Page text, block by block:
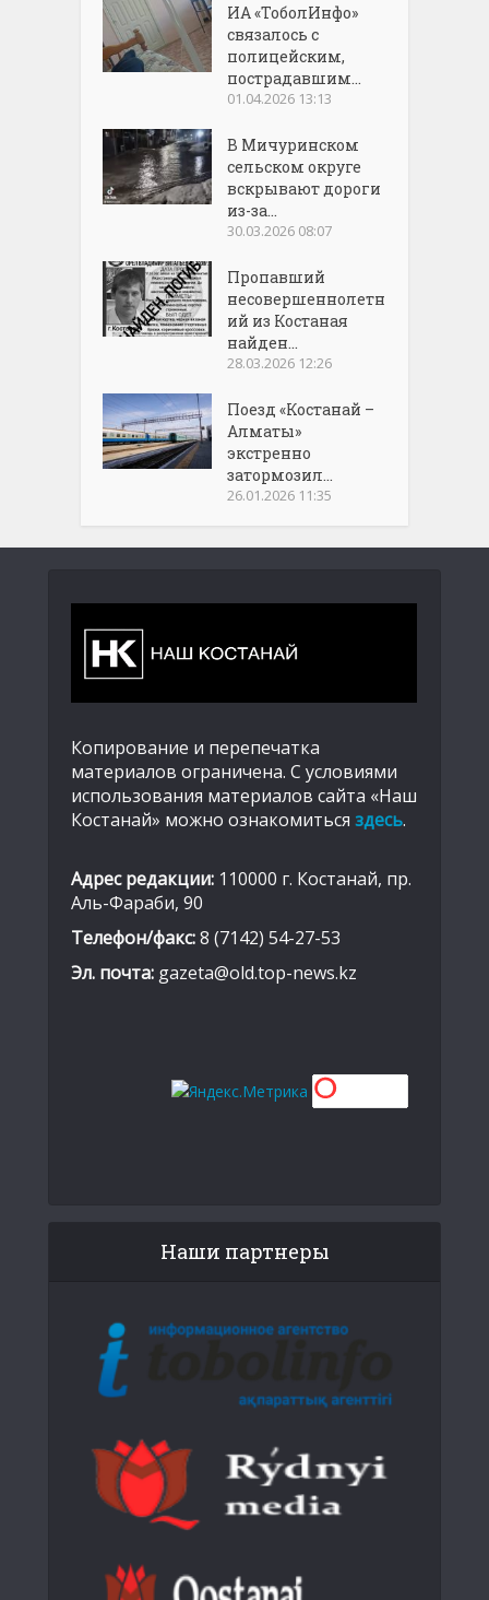
ИА «ТоболИнфо»
связалось с
полицейским,
пострадавшим...
01.04.2026 13:13
В Мичуринском
сельском округе
вскрывают дороги
из-за...
30.03.2026 08:07
Пропавший
несовершеннолетн
ий из Костаная
найден...
28.03.2026 12:26
Поезд «Костанай –
Алматы»
экстренно
затормозил...
26.01.2026 11:35
Копирование и перепечатка
материалов ограничена. С условиями
использования материалов сайта «Наш
Костанай» можно ознакомиться здесь.
Адрес редакции: 110000 г. Костанай, пр.
Аль-Фараби, 90
Телефон/факс:8 (7142) 54-27-53
Эл. почта: gazeta@old.top-news.kz
Наши партнеры